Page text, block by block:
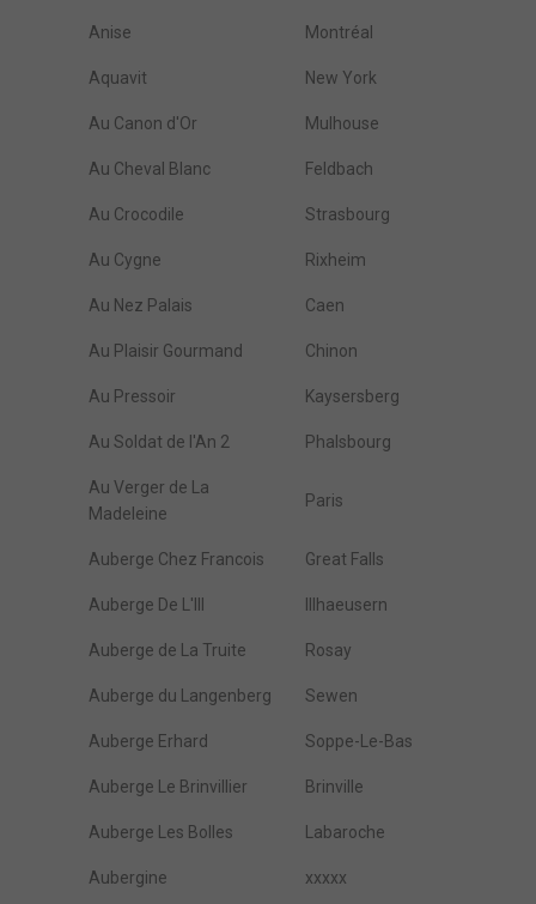
Anise Montréal
Aquavit New York
Au Canon d'Or Mulhouse
Au Cheval Blanc Feldbach
Au Crocodile Strasbourg
Au Cygne Rixheim
Au Nez Palais Caen
Au Plaisir Gourmand Chinon
Au Pressoir Kaysersberg
Au Soldat de l'An 2 Phalsbourg
Au Verger de La
Madeleine
Paris
Auberge Chez Francois Great Falls
Auberge De L'Ill Illhaeusern
Auberge de La Truite Rosay
Auberge du Langenberg Sewen
Auberge Erhard Soppe-Le-Bas
Auberge Le Brinvillier Brinville
Auberge Les Bolles Labaroche
Aubergine xxxxx